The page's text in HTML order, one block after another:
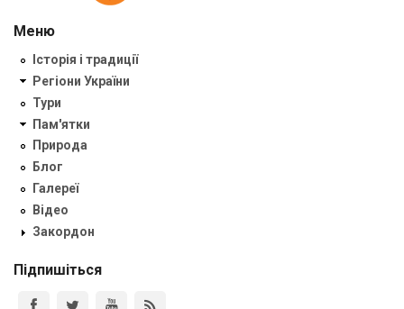
Меню
Історія і традиції
Регіони України
Тури
Пам'ятки
Природа
Блог
Галереї
Відео
Закордон
Підпишіться